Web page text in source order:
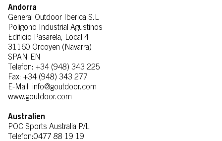
Andorra
General Outdoor Iberica S.L
Poligono Industrial Agustinos
Edificio Pasarela, Local 4
31160 Orcoyen (Navarra)
SPANIEN
Telefon: +34 (948) 343 225
Fax: +34 (948) 343 277
E-Mail: info@goutdoor.com
www.goutdoor.com
Australien
POC Sports Australia P/L
Telefon:0477 88 19 19